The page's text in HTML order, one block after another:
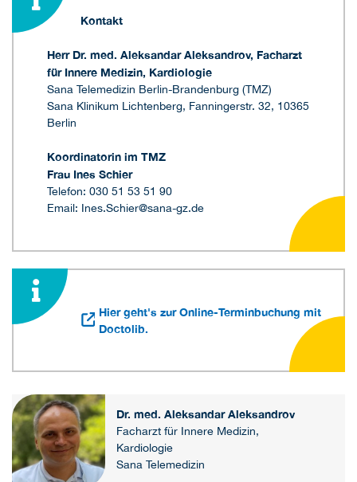
Kontakt
Herr Dr. med. Aleksandar Aleksandrov, Facharzt
für Innere Medizin, Kardiologie
Sana Telemedizin Berlin-Brandenburg (TMZ)
Sana Klinikum Lichtenberg, Fanningerstr. 32, 10365
Berlin
Koordinatorin im TMZ
Frau Ines Schier
Telefon: 030 51 53 51 90
Email: Ines.Schier@sana-gz.de
Hier geht's zur Online-Terminbuchung mit
Doctolib.
Dr. med. Aleksandar Aleksandrov
Facharzt für Innere Medizin,
Kardiologie
Sana Telemedizin